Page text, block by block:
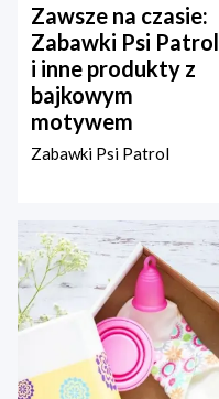
Zawsze na czasie:
Zabawki Psi Patrol
i inne produkty z
bajkowym
motywem
Zabawki Psi Patrol